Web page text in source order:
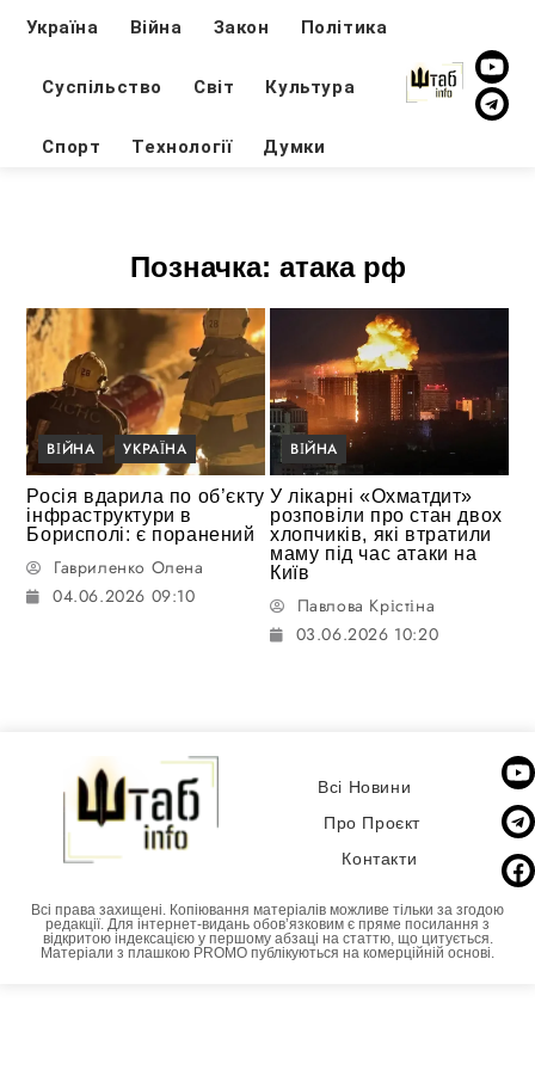
Україна Війна Закон Політика
Суспільство Світ Культура
Спорт Технології Думки
Позначка: атака рф
ВІЙНА УКРАЇНА
Росія вдарила по об’єкту
інфраструктури в
Борисполі: є поранений
Гавриленко Олена
04.06.2026 09:10
ВІЙНА
У лікарні «Охматдит»
розповіли про стан двох
хлопчиків, які втратили
маму під час атаки на
Київ
Павлова Крістіна
03.06.2026 10:20
Всі Новини
Про Проєкт
Контакти
Всі права захищені. Копіювання матеріалів можливе тільки за згодою
редакції. Для інтернет-видань обовʼязковим є пряме посилання з
відкритою індексацією у першому абзаці на статтю, що цитується.
Матеріали з плашкою PROMO публікуються на комерційній основі.